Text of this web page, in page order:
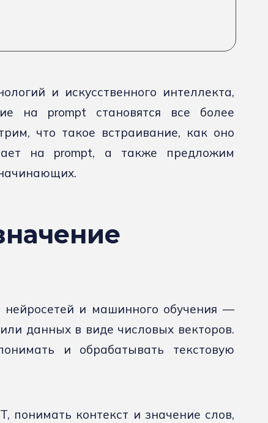
и искусственного интеллекта,
на prompt становятся все более
что такое встраивание, как оно
на prompt, а также предложим
нейросетей и машинного обучения —
данных в виде числовых векторов.
и обрабатывать текстовую
понимать контекст и значение слов,